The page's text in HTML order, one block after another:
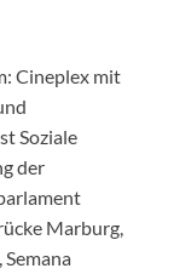
Cineplex mit
Soziale
der
Marburg,